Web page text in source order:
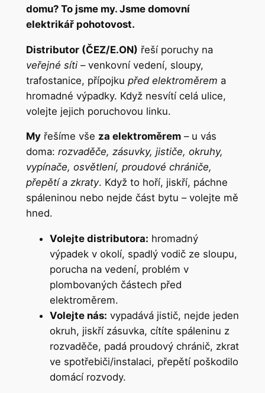
domu? To jsme my. Jsme domovní
elektrikář pohotovost.
Distributor (ČEZ/E.ON) řeší poruchy na
veřejné síti– venkovní vedení, sloupy,
trafostanice, přípojku před elektroměrem a
hromadné výpadky. Když nesvítí celá ulice,
volejte jejich poruchovou linku.
Myřešíme vše za elektroměrem– u vás
doma: rozvaděče, zásuvky, jističe, okruhy,
vypínače, osvětlení, proudové chrániče,
přepětí a zkraty. Když to hoří, jiskří, páchne
spáleninou nebo nejde část bytu – volejte mě
hned.
Volejte distributora: hromadný
výpadek v okolí, spadlý vodič ze sloupu,
porucha na vedení, problém v
plombovaných částech před
elektroměrem.
Volejte nás: vypadává jistič, nejde jeden
okruh, jiskří zásuvka, cítíte spáleninu z
rozvaděče, padá proudový chránič, zkrat
ve spotřebiči/instalaci, přepětí poškodilo
domácí rozvody.